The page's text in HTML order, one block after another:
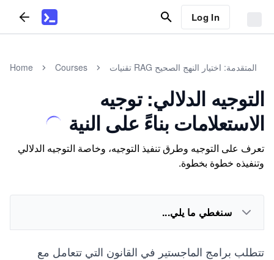
Log In
Home Courses تقنيات RAG المتقدمة: اختيار النهج الصحيح
التوجيه الدلالي: توجيه
الاستعلامات بناءً على النية
تعرف على التوجيه وطرق تنفيذ التوجيه، وخاصة التوجيه الدلالي
وتنفيذه خطوة بخطوة.
سنغطي ما يلي...
تتطلب برامج الماجستير في القانون التي تتعامل مع